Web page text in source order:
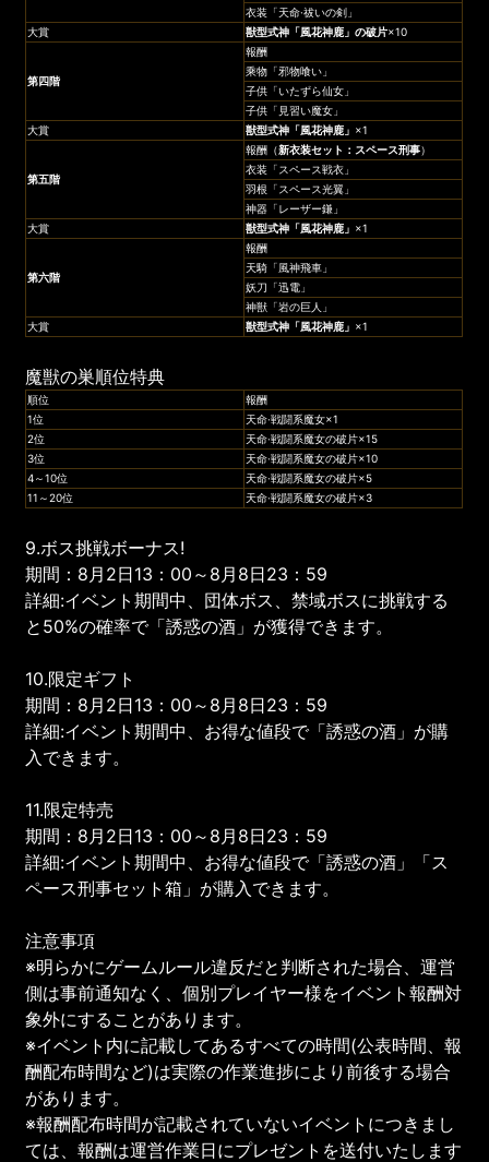
衣装「天命·祓いの剣」
大賞
獣型式神 「風花神鹿 」の破片×10
第四階
報酬
乘物「邪物喰い」
子供「いたずら仙女」
子供「見習い魔女」
大賞
獣型式神 「風花神鹿 」 ×1
第五階
報酬（新衣装セット： スペース刑事）
衣装「スペース戦衣」
羽根「スペース光翼」
神器「レーザー鎌」
大賞
獣型式神 「風花神鹿 」 ×1
第六階
報酬
天騎「風神飛車」
妖刀「迅電」
神獣「岩の巨人」
大賞
獣型式神 「風花神鹿 」 ×1
魔獣の巣順位特典
順位
報酬
1位
天命·戦闘系魔女×1
2位
天命·戦闘系魔女の破片×15
3位
天命·戦闘系魔女の破片×10
4～10位
天命·戦闘系魔女の破片×5
11～20位
天命·戦闘系魔女の破片×3
9.ボス挑戦ボーナス!
期間：8月2日13：00～8月8日23：59
詳細:イベント期間中、団体ボス、禁域ボスに挑戦する
と50%の確率で「誘惑の酒」が獲得できます。
10.限定ギフト
期間：8月2日13：00～8月8日23：59
詳細:イベント期間中、お得な値段で「誘惑の酒」が購
入できます。
11.限定特売
期間：8月2日13：00～8月8日23：59
詳細:イベント期間中、お得な値段で「誘惑の酒」「ス
ペース刑事セット箱」が購入できます。
注意事項
※明らかにゲームルール違反だと判断された場合、運営
側は事前通知なく、個別プレイヤー様をイベント報酬対
象外にすることがあります。
※イベント内に記載してあるすべての時間(公表時間、報
酬配布時間など)は実際の作業進捗により前後する場合
があります。
※報酬配布時間が記載されていないイベントにつきまし
ては、報酬は運営作業日にプレゼントを送付いたします